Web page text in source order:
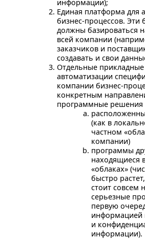
информации);
Единая платформа для
бизнес-процессов. Эти
должны базироваться
всей компании
заказчиков и
создавать и свои
Отдельные
автоматизации
компании бизнес-
конкретным
программные решения
(как в
частном
компании)
программы
находящиеся
«облаках»
быстро
стоит совсем
серьезные
первую
информацией
и
информации).